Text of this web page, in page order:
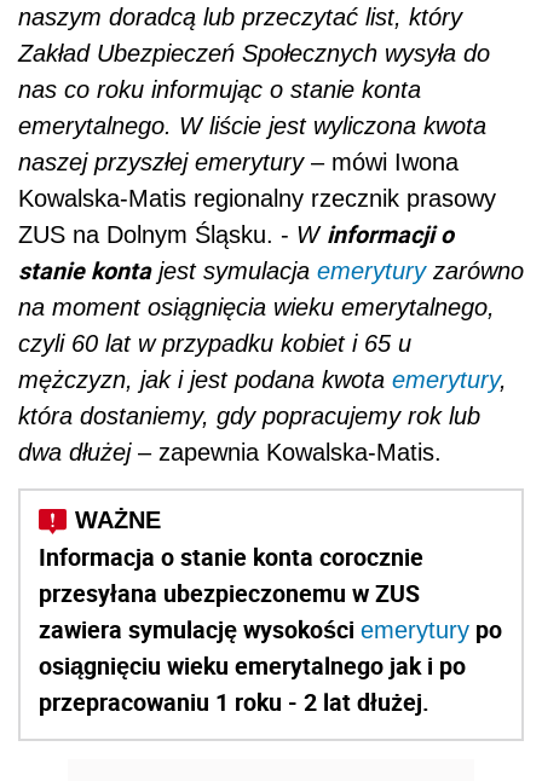
naszym doradcą lub przeczytać list, który
Zakład Ubezpieczeń Społecznych wysyła do
nas co roku informując o stanie konta
emerytalnego. W liście jest wyliczona kwota
naszej przyszłej emerytury– mówi Iwona
Kowalska-Matis regionalny rzecznik prasowy
ZUS na Dolnym Śląsku. - W informacji o
stanie kontajest symulacja emeryturyzarówno
na moment osiągnięcia wieku emerytalnego,
czyli 60 lat w przypadku kobiet i 65 u
mężczyzn, jak i jest podana kwota emerytury,
która dostaniemy, gdy popracujemy rok lub
dwa dłużej– zapewnia Kowalska-Matis.
Informacja o stanie konta corocznie
przesyłana ubezpieczonemu w ZUS
zawiera symulację wysokości emerytury po
osiągnięciu wieku emerytalnego jak i po
przepracowaniu 1 roku - 2 lat dłużej.